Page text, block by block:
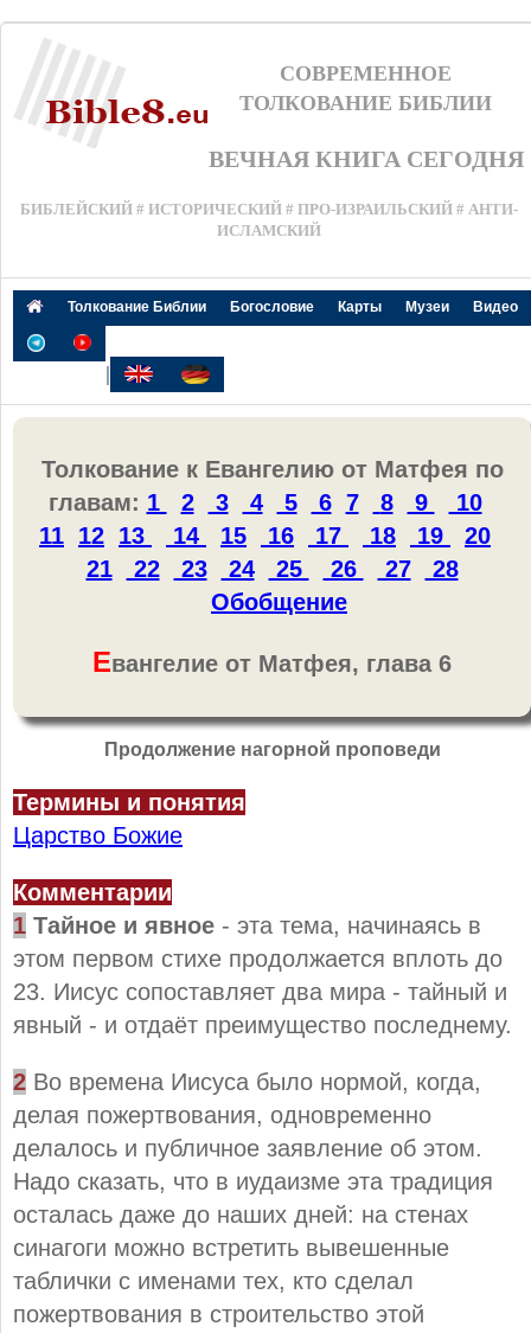
СОВРЕМЕННОЕ
ТОЛКОВАНИЕ БИБЛИИ
ВЕЧНАЯ КНИГА СЕГОДНЯ
БИБЛЕЙСКИЙ # ИСТОРИЧЕСКИЙ # ПРО-ИЗРАИЛЬСКИЙ # АНТИ-
ИСЛАМСКИЙ
Толкование Библии Богословие Карты Музеи Видео
|
Толкование к Евангелию от Матфея по
главам: 1 2 3 4 5 6 7 8 9
10
11 12 13 14 15 16 17 18 19
20
21
22 23 24 25 26 27
28
Обобщение
Евангелие от Матфея, глава 6
Продолжение нагорной проповеди
Термины и понятия
Царство Божие
Комментарии
1 Тайное и явное - эта тема, начинаясь в
этом первом стихе продолжается вплоть до
23. Иисус сопоставляет два мира - тайный и
явный - и отдаёт преимущество последнему.
2 Во времена Иисуса было нормой, когда,
делая пожертвования, одновременно
делалось и публичное заявление об этом.
Надо сказать, что в иудаизме эта традиция
осталась даже до наших дней: на стенах
синагоги можно встретить вывешенные
таблички с именами тех, кто сделал
пожертвования в строительство этой